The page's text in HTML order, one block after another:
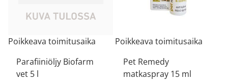
Poikkeava toimitusaika
Parafiiniöljy Biofarm
vet 5 l
Poikkeava toimitusaika
Pet Remedy
matkaspray 15 ml